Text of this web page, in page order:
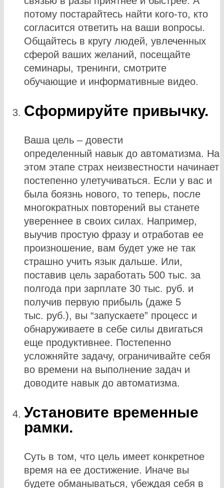
потому постарайтесь найти кого-то, кто
согласится ответить на ваши вопросы.
Общайтесь в кругу людей, увлеченных
сферой ваших желаний, посещайте
семинары, тренинги, смотрите
обучающие и информативные видео.
Сформируйте привычку.
Ваша цель – довести
определенный навык до автоматизма. На
этом этапе страх неизвестности начинает
постепенно улетучиваться. Если у вас и
была боязнь нового, то теперь, после
многократных повторений вы станете
увереннее в своих силах. Например,
выучив простую фразу и отработав ее
произношение, вам будет уже не так
страшно учить язык дальше. Или,
поставив цель заработать 500 тыс. за
полгода при зарплате 30 тыс. руб. и
получив первую прибыль (даже 5
тыс. руб.), вы “запускаете” процесс и
обнаруживаете в себе силы двигаться
еще продуктивнее. Постепенно
усложняйте задачу, ограничивайте себя
во времени на выполнение задач и
доводите навык до автоматизма.
Установите временные
рамки.
Суть в том, что цель имеет конкретное
время на ее достижение. Иначе вы
будете обманываться, убеждая себя в